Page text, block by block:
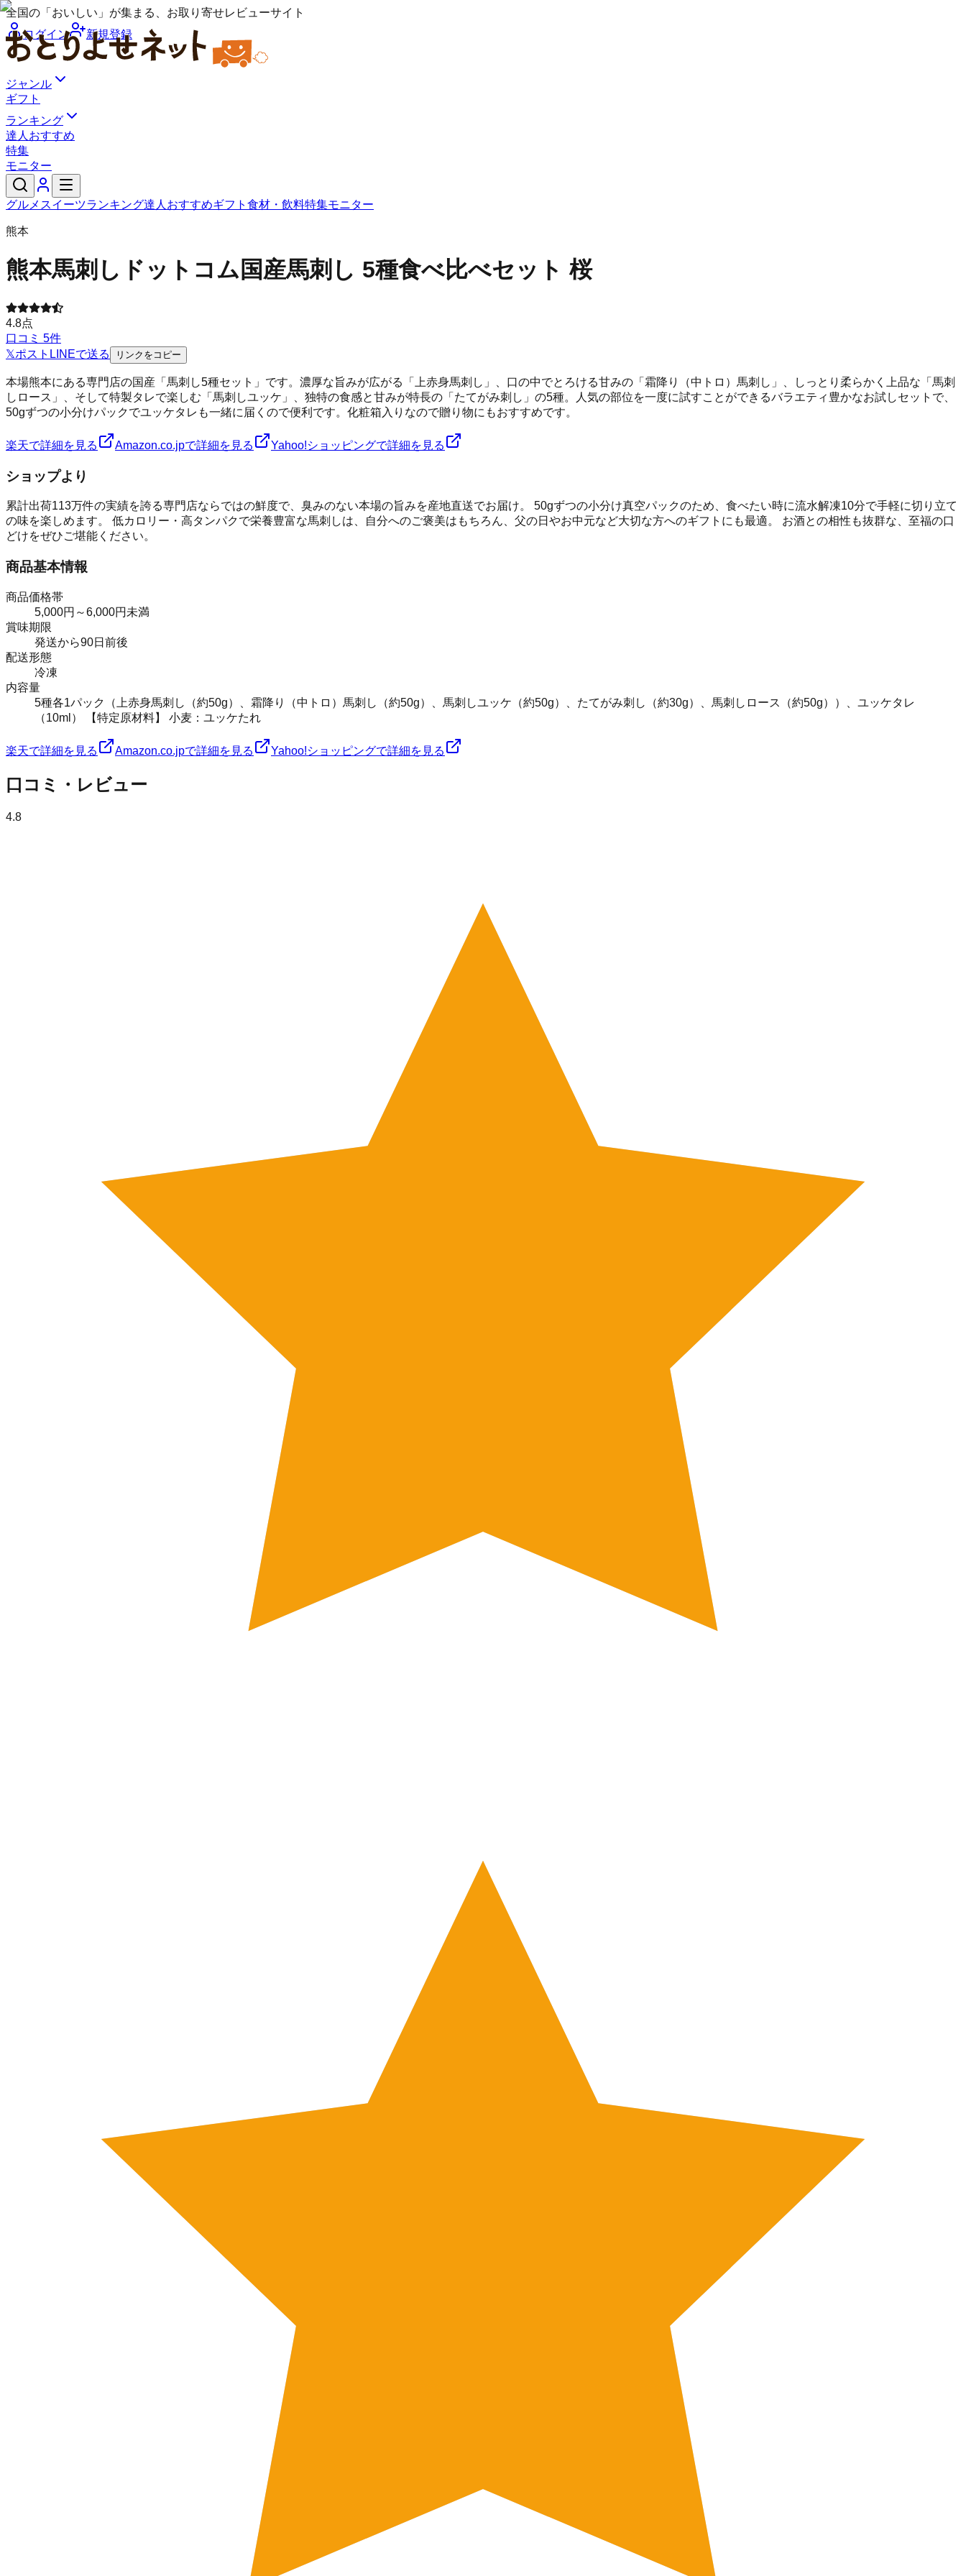
全国の「おいしい」が集まる、お取り寄せレビューサイト
ログイン
新規登録
ジャンル
ギフト
ランキング
達人おすすめ
特集
モニター
グルメ スイーツランキング達人おすすめギフト 食材・飲料特集モニター
熊本
熊本馬刺しドットコム国産馬刺し 5種食べ比べセット 桜
4.8点
口コミ 5件
𝕏ポスト LINEで送る リンクをコピー
本場熊本にある専門店の国産「馬刺し5種セット」です。濃厚な旨みが広がる「上赤身馬刺し」、口の中でとろける甘みの「霜降り（中トロ）馬刺し」、しっとり柔らかく上品な「馬刺
しロース」、そして特製タレで楽しむ「馬刺しユッケ」、独特の食感と甘みが特長の「たてがみ刺し」の5種。人気の部位を一度に試すことができるバラエティ豊かなお試しセットで、
50gずつの小分けパックでユッケタレも一緒に届くので便利です。化粧箱入りなので贈り物にもおすすめです。
楽天で詳細を見る Amazon.co.jpで詳細を見る Yahoo!ショッピングで詳細を見る
ショップより
累計出荷113万件の実績を誇る専門店ならではの鮮度で、臭みのない本場の旨みを産地直送でお届け。 50gずつの小分け真空パックのため、食べたい時に流水解凍10分で手軽に切り立て
の味を楽しめます。 低カロリー・高タンパクで栄養豊富な馬刺しは、自分へのご褒美はもちろん、父の日やお中元など大切な方へのギフトにも最適。 お酒との相性も抜群な、至福の口
どけをぜひご堪能ください。
商品基本情報
商品価格帯
5,000円～6,000円未満
賞味期限
発送から90日前後
配送形態
冷凍
内容量
5種各1パック（上赤身馬刺し（約50g）、霜降り（中トロ）馬刺し（約50g）、馬刺しユッケ（約50g）、たてがみ刺し（約30g）、馬刺しロース（約50g））、ユッケタレ
（10ml） 【特定原材料】 小麦：ユッケたれ
楽天で詳細を見る Amazon.co.jpで詳細を見る Yahoo!ショッピングで詳細を見る
口コミ・レビュー
4.8